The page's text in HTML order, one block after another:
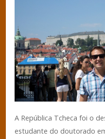
A República Tcheca foi o
estudante do doutorado